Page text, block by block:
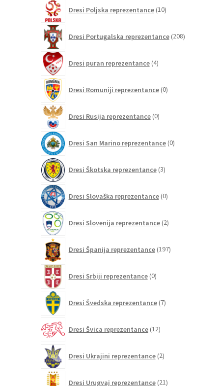
Dresi Poljska reprezentance 10izdelkov
Dresi Portugalska reprezentance 208izdelkov
Dresi puran reprezentance 4izdelki
Dresi Romuniji reprezentance 0izdelkov
Dresi Rusija reprezentance 0izdelkov
Dresi San Marino reprezentance 0izdelkov
Dresi Škotska reprezentance 3izdelki
Dresi Slovaška reprezentance 0izdelkov
Dresi Slovenija reprezentance 2izdelka
Dresi Španija reprezentance 197izdelkov
Dresi Srbiji reprezentance 0izdelkov
Dresi Švedska reprezentance 7izdelkov
Dresi Švica reprezentance 12izdelkov
Dresi Ukrajini reprezentance 2izdelka
Dresi Urugvaj reprezentance 21